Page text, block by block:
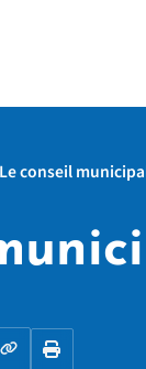
Le conseil
Copier le lien
Imprimer la